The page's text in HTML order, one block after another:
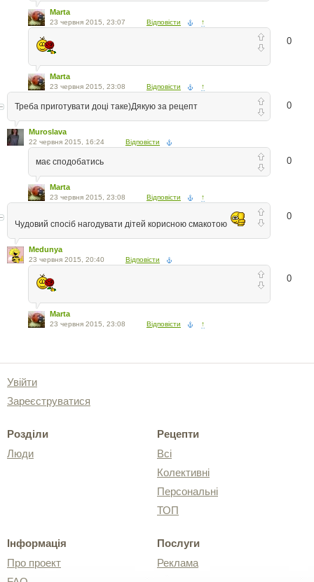
Marta
23 червня 2015, 23:07 Відповісти ↑
0
Marta
23 червня 2015, 23:08 Відповісти ↑
0
Треба приготувати доці таке)Дякую за рецепт
Muroslava
22 червня 2015, 16:24 Відповісти
0
має сподобатись
Marta
23 червня 2015, 23:08 Відповісти ↑
0
Чудовий спосіб нагодувати дітей корисною смакотою
Medunya
23 червня 2015, 20:40 Відповісти
0
Marta
23 червня 2015, 23:08 Відповісти ↑
Увійти
Зареєструватися
Розділи
Люди
Рецепти
Всі
Колективні
Персональні
ТОП
Інформація
Про проект
Послуги
Реклама